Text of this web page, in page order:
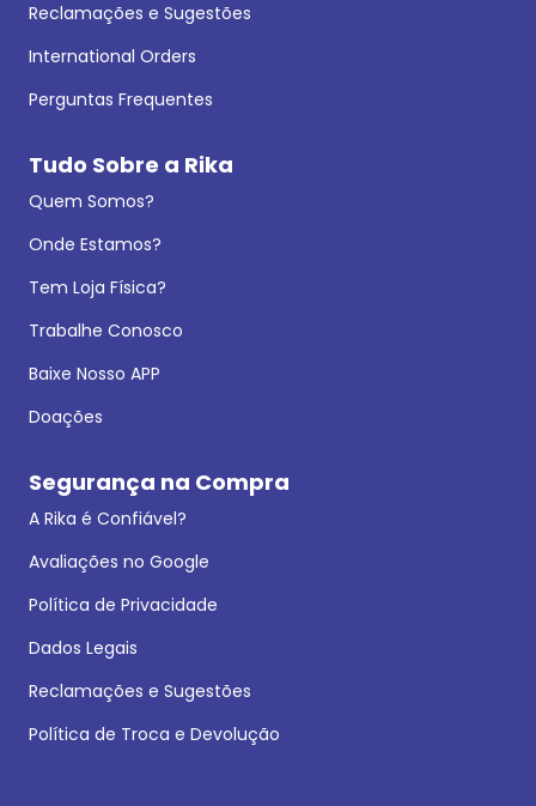
Reclamações e Sugestões
International Orders
Perguntas Frequentes
Tudo Sobre a Rika
Quem Somos?
Onde Estamos?
Tem Loja Física?
Trabalhe Conosco
Baixe Nosso APP
Doações
Segurança na Compra
A Rika é Confiável?
Avaliações no Google
Política de Privacidade
Dados Legais
Reclamações e Sugestões
Política de Troca e Devolução